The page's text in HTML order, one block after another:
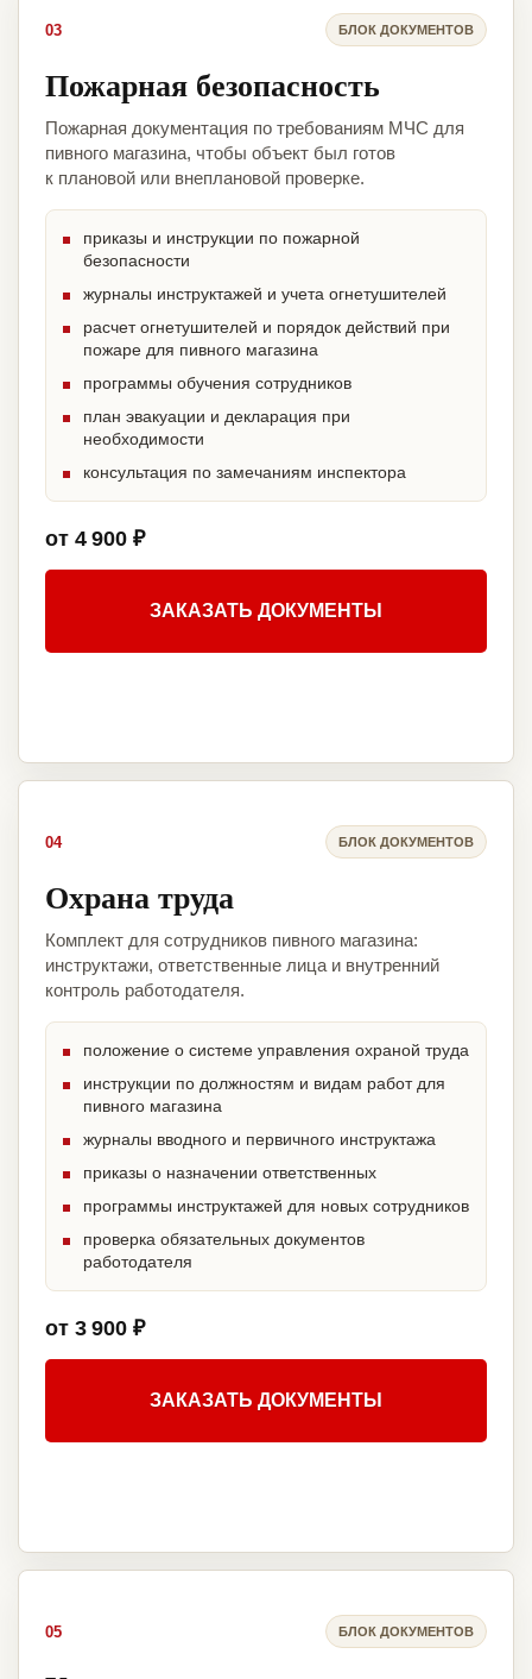
03 БЛОК ДОКУМЕНТОВ
Пожарная безопасность
Пожарная документация по требованиям МЧС для
пивного магазина, чтобы объект был готов
к плановой или внеплановой проверке.
приказы и инструкции по пожарной
безопасности
журналы инструктажей и учета огнетушителей
расчет огнетушителей и порядок действий при
пожаре для пивного магазина
программы обучения сотрудников
план эвакуации и декларация при
необходимости
консультация по замечаниям инспектора
от 4 900 ₽
ЗАКАЗАТЬ ДОКУМЕНТЫ
04 БЛОК ДОКУМЕНТОВ
Охрана труда
Комплект для сотрудников пивного магазина:
инструктажи, ответственные лица и внутренний
контроль работодателя.
положение о системе управления охраной труда
инструкции по должностям и видам работ для
пивного магазина
журналы вводного и первичного инструктажа
приказы о назначении ответственных
программы инструктажей для новых сотрудников
проверка обязательных документов
работодателя
от 3 900 ₽
ЗАКАЗАТЬ ДОКУМЕНТЫ
05 БЛОК ДОКУМЕНТОВ